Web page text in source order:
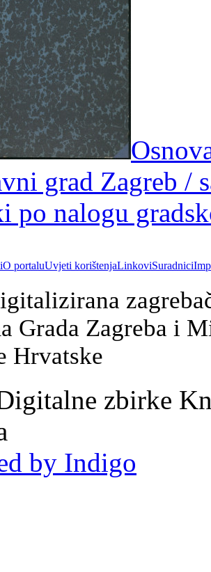
grad Zagreb /
po nalogu
O portaluUvjeti korištenjaLinkoviSuradnici
Grada Zagreba i
Hrvatske
zbirke
by Indigo